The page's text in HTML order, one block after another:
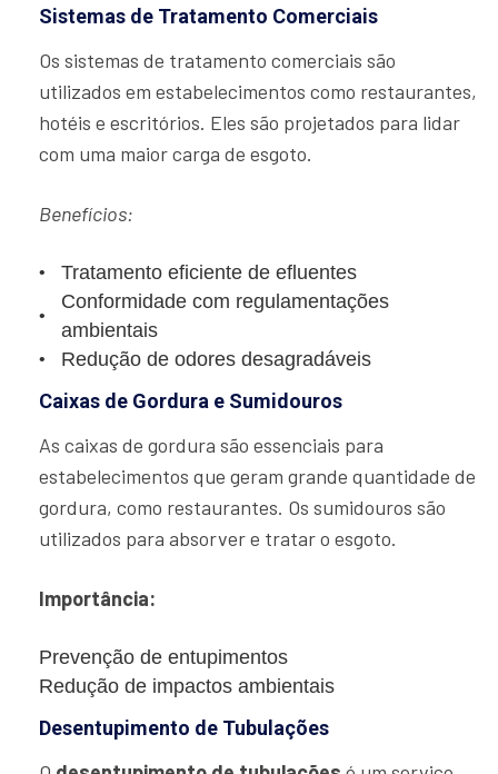
Sistemas de Tratamento Comerciais
Os sistemas de tratamento comerciais são
utilizados em estabelecimentos como restaurantes,
hotéis e escritórios. Eles são projetados para lidar
com uma maior carga de esgoto.
Benefícios:
Tratamento eficiente de efluentes
Conformidade com regulamentações
ambientais
Redução de odores desagradáveis
Caixas de Gordura e Sumidouros
As caixas de gordura são essenciais para
estabelecimentos que geram grande quantidade de
gordura, como restaurantes. Os sumidouros são
utilizados para absorver e tratar o esgoto.
Importância:
Prevenção de entupimentos
Redução de impactos ambientais
Desentupimento de Tubulações